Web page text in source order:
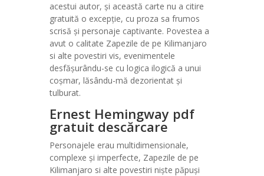
acestui autor, și această carte nu a citire
gratuită o excepție, cu proza sa frumos
scrisă și personaje captivante. Povestea a
avut o calitate Zapezile de pe Kilimanjaro
si alte povestiri vis, evenimentele
desfășurându-se cu logica ilogică a unui
coșmar, lăsându-mă dezorientat și
tulburat.
Ernest Hemingway pdf
gratuit descărcare
Personajele erau multidimensionale,
complexe și imperfecte, Zapezile de pe
Kilimanjaro si alte povestiri niște păpuși